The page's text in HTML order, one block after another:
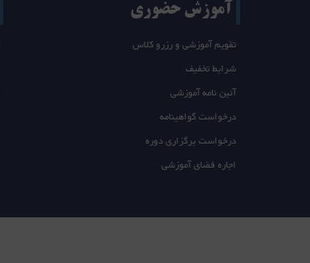
آموزش حضوری
تقویم آموزشی و رزرو کلاس
شرایط تخفیف
آئین نامه آموزشی
درخواست گواهینامه
درخواست برگزاری دوره
اجاره فضای آموزشی